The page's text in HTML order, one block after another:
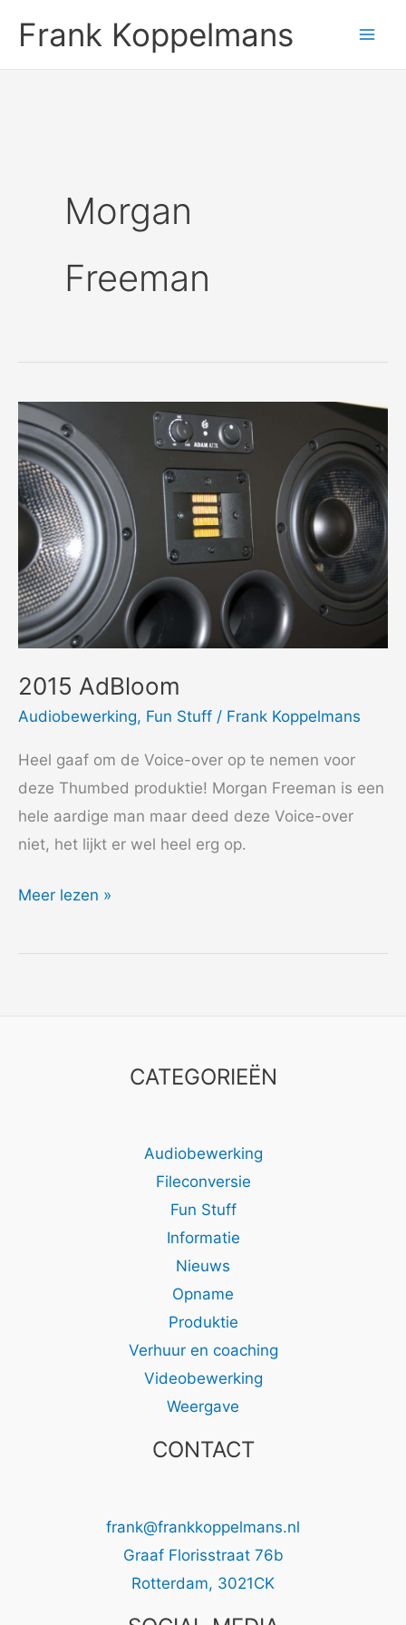
naar
de
Frank Koppelmans
Morgan
Freeman
2015 AdBloom
Audiobewerking, Fun Stuff / Frank Koppelmans
Heel gaaf om de Voice-over op te nemen voor
deze Thumbed produktie! Morgan Freeman is een
hele aardige man maar deed deze Voice-over
niet, het lijkt er wel heel erg op.
2015
Meer lezen »
CATEGORIEËN
Audiobewerking
Fileconversie
Fun Stuff
Informatie
Nieuws
Opname
Produktie
Verhuur en coaching
Videobewerking
Weergave
CONTACT
frank@frankkoppelmans.nl
Graaf Florisstraat 76b
Rotterdam, 3021CK